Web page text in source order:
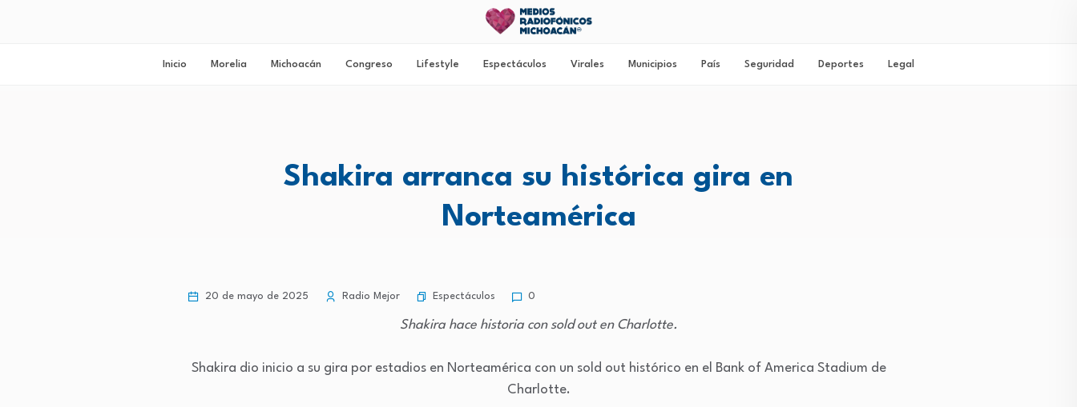
Inicio Morelia Michoacán Congreso Lifestyle Espectáculos Virales Municipios País Seguridad Deportes Legal
Shakira arranca su histórica gira en
Norteamérica
20 de mayo de 2025 Radio Mejor Espectáculos 0
Shakira hace historia con sold out en Charlotte.
Shakira dio inicio a su gira por estadios en Norteamérica con un sold out histórico en el Bank of America Stadium de
Charlotte.